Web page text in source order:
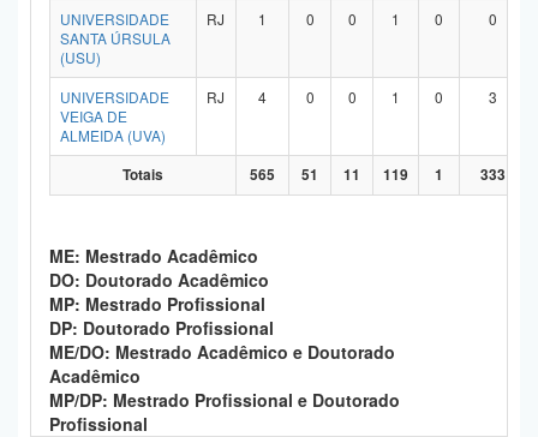
UNIVERSIDADE
SANTA ÚRSULA
(USU)
RJ 1 0 0 1 0 0
UNIVERSIDADE
VEIGA DE
ALMEIDA (UVA)
RJ 4 0 0 1 0 3
Totais 565 51 11 119 1 333
ME: Mestrado Acadêmico
DO: Doutorado Acadêmico
MP: Mestrado Profissional
DP: Doutorado Profissional
ME/DO: Mestrado Acadêmico e Doutorado
Acadêmico
MP/DP: Mestrado Profissional e Doutorado
Profissional